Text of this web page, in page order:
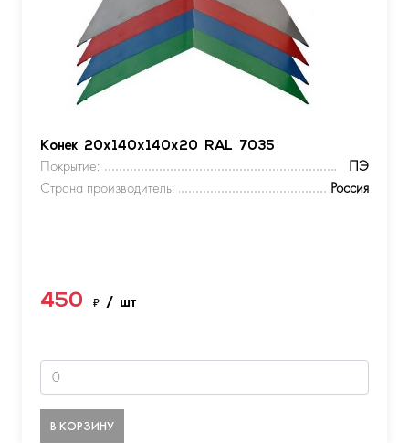
Конек 20х140х140х20 RAL 7035
Покрытие:
ПЭ
Страна производитель:
Россия
450 ₽ / шт
В КОРЗИНУ